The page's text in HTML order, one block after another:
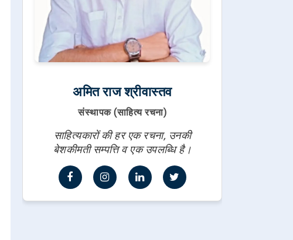
अमित राज श्रीवास्तव
संस्थापक (साहित्य रचना)
साहित्यकारों की हर एक रचना, उनकी
बेशकीमती सम्पत्ति व एक उपलब्धि है।